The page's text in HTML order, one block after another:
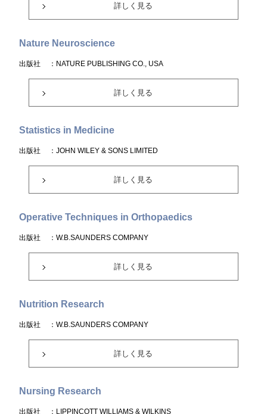
詳しく見る
Nature Neuroscience
出版社 ：NATURE PUBLISHING CO., USA
詳しく見る
Statistics in Medicine
出版社 ：JOHN WILEY & SONS LIMITED
詳しく見る
Operative Techniques in Orthopaedics
出版社 ：W.B.SAUNDERS COMPANY
詳しく見る
Nutrition Research
出版社 ：W.B.SAUNDERS COMPANY
詳しく見る
Nursing Research
出版社 ：LIPPINCOTT WILLIAMS & WILKINS